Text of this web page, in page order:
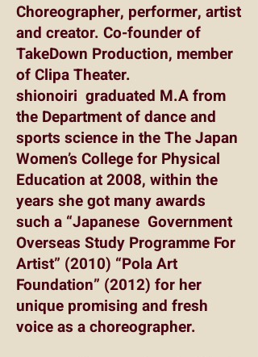
Choreographer, performer, artist
and creator. Co-founder of
TakeDown Production, member
of Clipa Theater.
shionoiri graduated M.A from
the Department of dance and
sports science in the The Japan
Women’s College for Physical
Education at 2008, within the
years she got many awards
such a “Japanese Government
Overseas Study Programme For
Artist” (2010) “Pola Art
Foundation” (2012) for her
unique promising and fresh
voice as a choreographer.